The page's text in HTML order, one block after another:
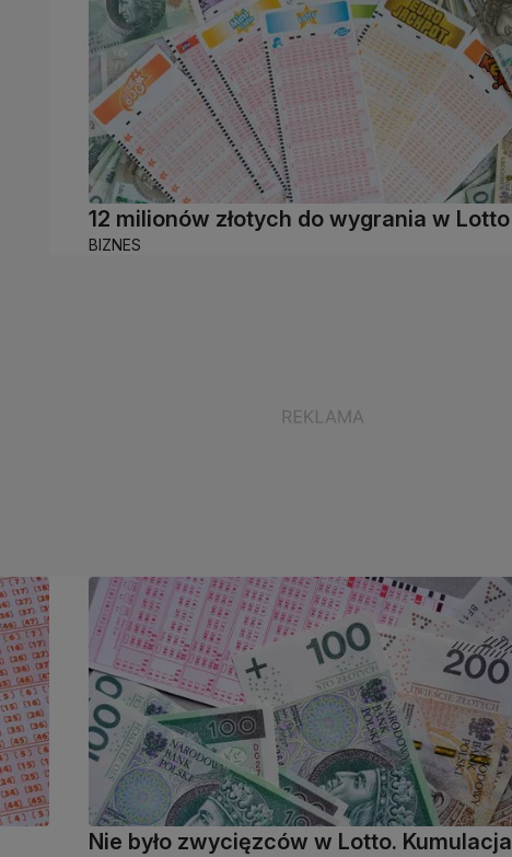
12 milionów złotych do wygrania w Lotto
BIZNES
Nie było zwycięzców w Lotto. Kumulacja